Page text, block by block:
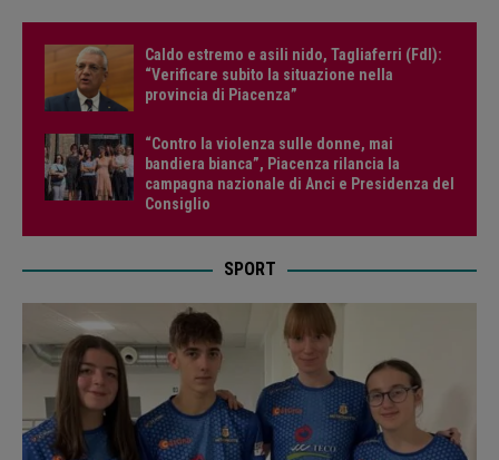
Caldo estremo e asili nido, Tagliaferri (FdI):
“Verificare subito la situazione nella
provincia di Piacenza”
“Contro la violenza sulle donne, mai
bandiera bianca”, Piacenza rilancia la
campagna nazionale di Anci e Presidenza del
Consiglio
SPORT